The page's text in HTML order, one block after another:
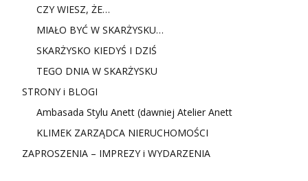
CZY WIESZ, ŻE…
MIAŁO BYĆ W SKARŻYSKU…
SKARŻYSKO KIEDYŚ I DZIŚ
TEGO DNIA W SKARŻYSKU
STRONY i BLOGI
Ambasada Stylu Anett (dawniej Atelier Anett
KLIMEK ZARZĄDCA NIERUCHOMOŚCI
ZAPROSZENIA – IMPREZY i WYDARZENIA